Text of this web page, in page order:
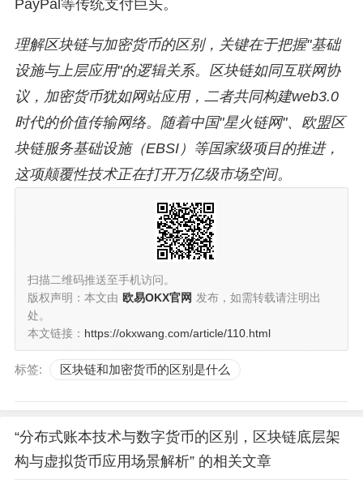
PayPal等传统支付巨头。
理解区块链与加密货币的区别，关键在于把握"基础
设施与上层应用"的逻辑关系。区块链如同互联网协
议，加密货币犹如网站应用，二者共同构建web3.0
时代的价值传输网络。随着中国"星火链网"、欧盟区
块链服务基础设施（EBSI）等国家级项目的推进，
这项颠覆性技术正在打开万亿级市场空间。
扫描二维码推送至手机访问。
版权声明：本文由 欧易OKX官网 发布，如需转载请注明出
处。
本文链接： https://okxwang.com/article/110.html
标签: 区块链和加密货币的区别是什么
“分布式账本技术与数字货币的区别，区块链底层架
构与虚拟货币应用场景解析” 的相关文章